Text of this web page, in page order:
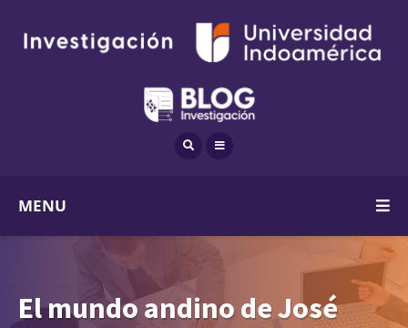
MENU
El mundo andino de José